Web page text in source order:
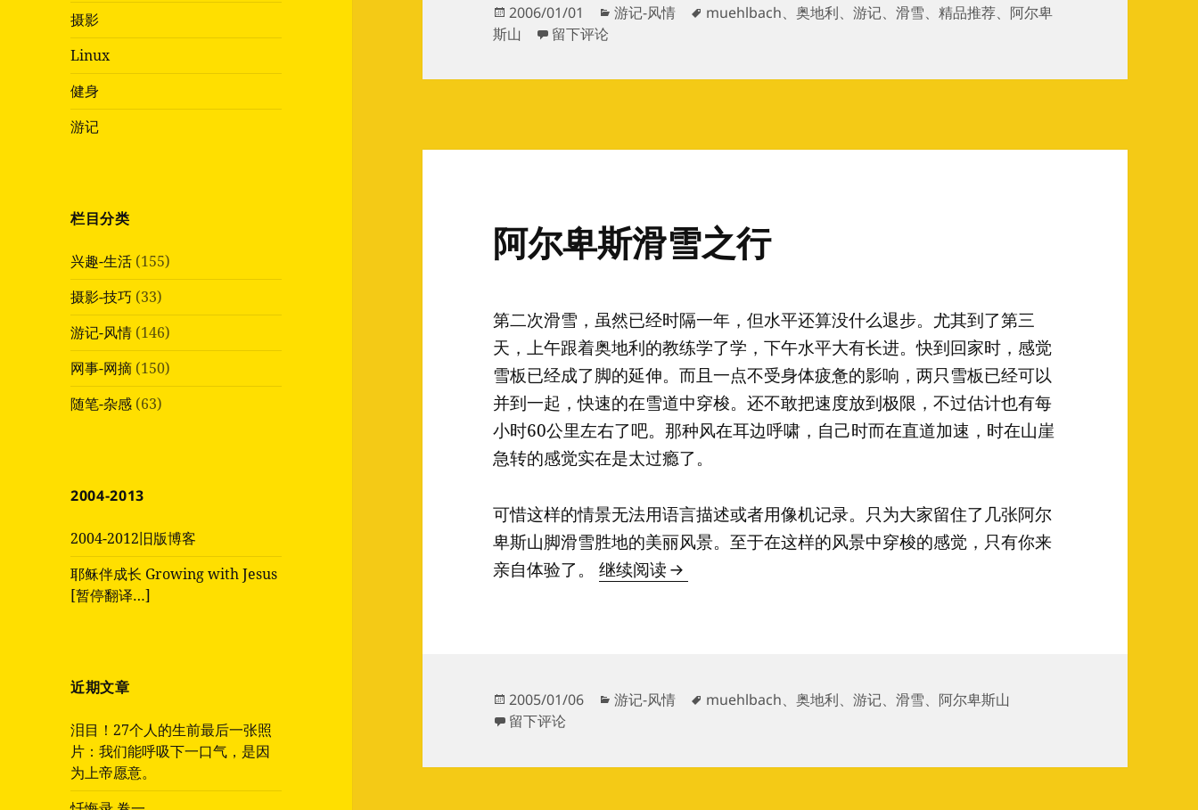
摄影
Linux
健身
游记
栏目分类
兴趣-生活 (155)
摄影-技巧 (33)
游记-风情 (146)
网事-网摘 (150)
随笔-杂感 (63)
2004-2013
2004-2012旧版博客
耶稣伴成长 Growing with Jesus
[暂停翻译…]
近期文章
泪目！27个人的生前最后一张照
片：我们能呼吸下一口气，是因
为上帝愿意。
发
布
2006/01/01
分
游记-风情
标
muehlbach、奥地利、游记、滑雪、精品推荐、 阿尔卑
斯山
于重返阿尔卑斯雪场 上
留下评论
阿尔卑斯滑雪之行
第二次滑雪，虽然已经时隔一年，但水平还算没什么退步。尤其到了第三
天，上午跟着奥地利的教练学了学，下午水平大有长进。快到回家时，感觉
雪板已经成了脚的延伸。而且一点不受身体疲惫的影响，两只雪板已经可以
并到一起，快速的在雪道中穿梭。还不敢把速度放到极限，不过估计也有每
小时60公里左右了吧。那种风在耳边呼啸，自己时而在直道加速，时在山崖
急转的感觉实在是太过瘾了。
可惜这样的情景无法用语言描述或者用像机记录。只为大家留住了几张阿尔
卑斯山脚滑雪胜地的美丽风景。至于在这样的风景中穿梭的感觉，只有你来
亲自体验了。继续阅读阿尔卑斯滑雪之行
发
布
2005/01/06
分
游记-风情
标
muehlbach、奥地利、游记、滑雪、 阿尔卑斯山
于阿尔卑斯滑雪之行
留下评论